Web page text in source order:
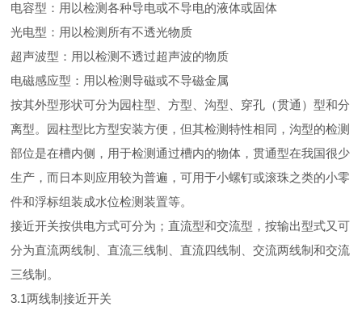
电容型：用以检测各种导电或不导电的液体或固体
光电型：用以检测所有不透光物质
超声波型：用以检测不透过超声波的物质
电磁感应型：用以检测导磁或不导磁金属
按其外型形状可分为园柱型、方型、沟型、穿孔（贯通）型和分
离型。园柱型比方型安装方便，但其检测特性相同，沟型的检测
部位是在槽内侧，用于检测通过槽内的物体，贯通型在我国很少
生产，而日本则应用较为普遍，可用于小螺钉或滚珠之类的小零
件和浮标组装成水位检测装置等。
接近开关按供电方式可分为；直流型和交流型，按输出型式又可
分为直流两线制、直流三线制、直流四线制、交流两线制和交流
三线制。
3.1两线制接近开关